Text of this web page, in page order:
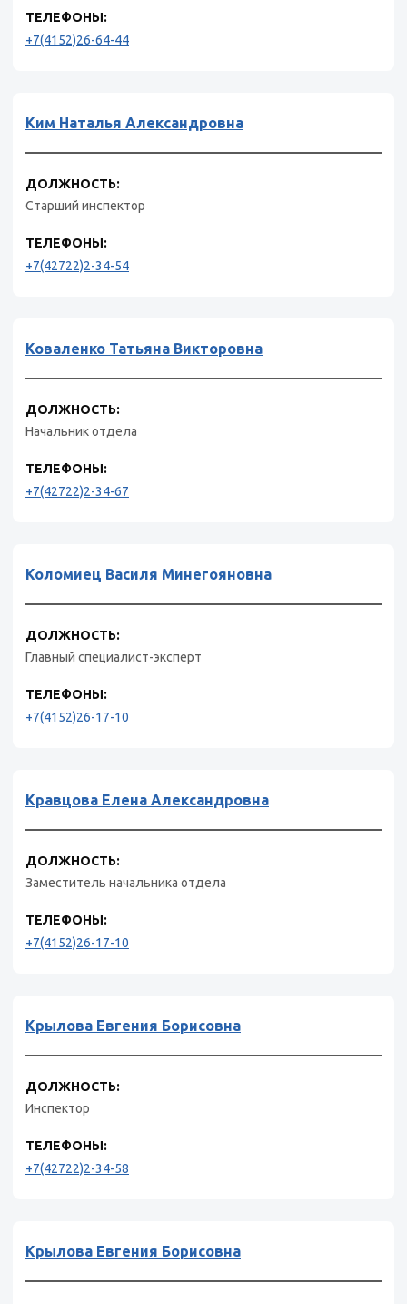
ТЕЛЕФОНЫ:
+7(4152)26-64-44
Ким Наталья Александровна
ДОЛЖНОСТЬ:
Старший инспектор
ТЕЛЕФОНЫ:
+7(42722)2-34-54
Коваленко Татьяна Викторовна
ДОЛЖНОСТЬ:
Начальник отдела
ТЕЛЕФОНЫ:
+7(42722)2-34-67
Коломиец Василя Минегояновна
ДОЛЖНОСТЬ:
Главный специалист-эксперт
ТЕЛЕФОНЫ:
+7(4152)26-17-10
Кравцова Елена Александровна
ДОЛЖНОСТЬ:
Заместитель начальника отдела
ТЕЛЕФОНЫ:
+7(4152)26-17-10
Крылова Евгения Борисовна
ДОЛЖНОСТЬ:
Инспектор
ТЕЛЕФОНЫ:
+7(42722)2-34-58
Крылова Евгения Борисовна